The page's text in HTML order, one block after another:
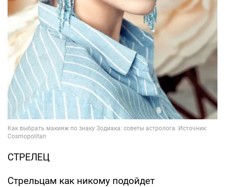
СТРЕЛЕЦ
Стрельцам как никому подойдет